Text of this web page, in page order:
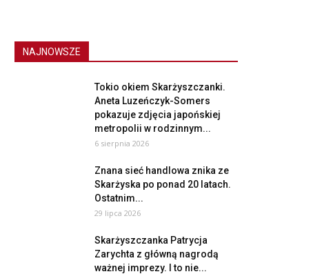
NAJNOWSZE
Tokio okiem Skarżyszczanki.
Aneta Luzeńczyk-Somers
pokazuje zdjęcia japońskiej
metropolii w rodzinnym...
6 sierpnia 2026
Znana sieć handlowa znika ze
Skarżyska po ponad 20 latach.
Ostatnim...
29 lipca 2026
Skarżyszczanka Patrycja
Zarychta z główną nagrodą
ważnej imprezy. I to nie...